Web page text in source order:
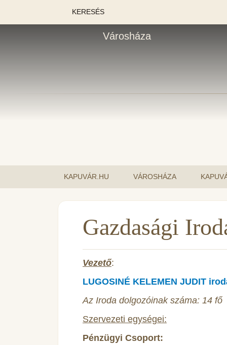
KERESÉS
Városháza
KAPUVÁR.HU VÁROSHÁZA
Gazdasági
Vezető:
LUGOSINÉ KELEMEN JUDIT
Az Iroda dolgozóinak száma: 14 fő
Szervezeti egységei:
Pénzügyi Csoport: